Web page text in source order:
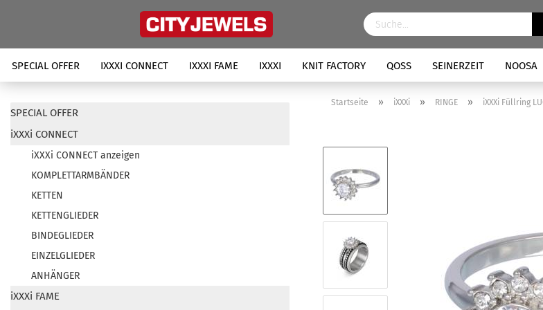
SPECIAL OFFER IXXXI CONNECT IXXXI FAME IXXXI KNIT FACTORY QOSS SEINERZEIT NOOSA
Startseite » iXXXi » RINGE » iXXXi Füllring
SPECIAL OFFER
iXXXi CONNECT
iXXXi CONNECT anzeigen
KOMPLETTARMBÄNDER
KETTEN
KETTENGLIEDER
BINDEGLIEDER
EINZELGLIEDER
ANHÄNGER
iXXXi FAME